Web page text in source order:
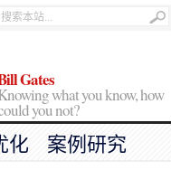
Gates
what you know, how
you not?
化
案例研究